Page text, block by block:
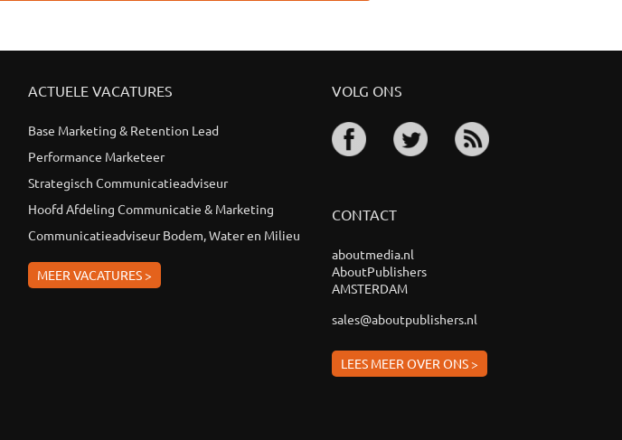
ACTUELE VACATURES
Base Marketing & Retention Lead
Performance Marketeer
Strategisch Communicatieadviseur
Hoofd Afdeling Communicatie & Marketing
Communicatieadviseur Bodem, Water en Milieu
MEER VACATURES >
VOLG ONS
CONTACT
aboutmedia.nl
AboutPublishers
AMSTERDAM
sales@aboutpublishers.nl
LEES MEER OVER ONS >